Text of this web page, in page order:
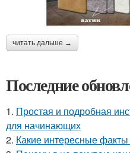
читать дальше →
Последние
1. Простая и подробная
для начинающих
2. Какие интересные